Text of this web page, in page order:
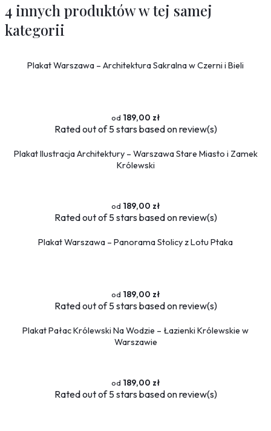
4 innych produktów w tej samej
kategorii
Plakat Warszawa – Architektura Sakralna w Czerni i Bieli
189,00 zł
Ratedout of 5 stars based onreview(s)
Plakat Ilustracja Architektury – Warszawa Stare Miasto i Zamek
Królewski
189,00 zł
Ratedout of 5 stars based onreview(s)
Plakat Warszawa – Panorama Stolicy z Lotu Ptaka
189,00 zł
Ratedout of 5 stars based onreview(s)
Plakat Pałac Królewski Na Wodzie – Łazienki Królewskie w
Warszawie
189,00 zł
Ratedout of 5 stars based onreview(s)